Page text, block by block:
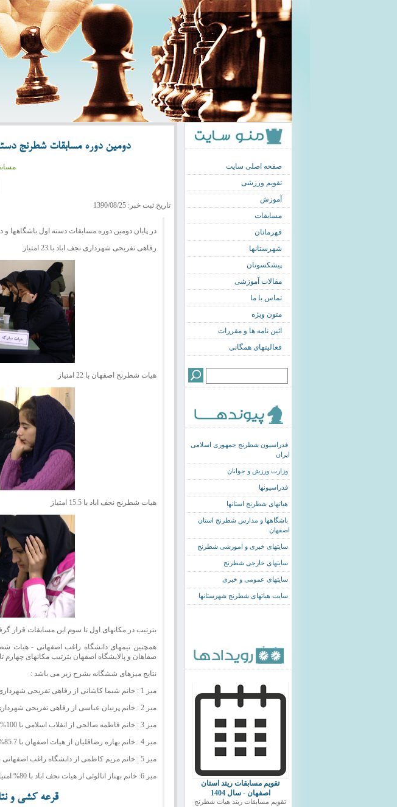
صفحه اصلی سایت
تقویم ورزشی
آموزش
مسابقات
قهرمانان
شهرستانها
پیشکسوتان
مقالات آموزشی
تماس با ما
متون ویژه
ائین نامه ها و مقررات
فعالیتهای همگانی
فدراسیون شطرنج جمهوری اسلامی
ایران
وزارت ورزش و جوانان
فدراسیونها
هیاتهای شطرنج استانها
باشگاهها و مدارس شطرنج استان
اصفهان
سایتهای خبری و اموزشی شطرنج
سایتهای خارجی شطرنج
سایتهای عمومی و خبری
سایت هیاتهای شطرنج شهرستانها
تقویم مسابقات ریتد استان
اصفهان - سال 1404
تقویم مسابقات ریتد هیات شطرنج
دومین دوره مسابقات شطرنج
تاریخ ثبت خبر: 1390/08/25
در پایان دومین دوره مسابقات دسته اول باشگاهها و
رفاهی تفریحی شهرداری نجف اباد با 23 امتیاز
هیات شطرنج اصفهان با 22 امتیاز
هیات شطرنج نجف اباد با 15.5 امتیاز
بترتیب در مکانهای اول تا سوم این مسابقات قرار
همچنین تیمهای دانشگاه راغب اصفهانی - هیات
صفاهان و پالایشگاه اصفهان بترتیب مکانهای چهارم
نتایج میزهای ششگانه بشرح زیر می باشد :
میز 1 : خانم شیما کاشانی از رفاهی تفریحی شهرداری اصفهان با 100% امتیازات
میز 2 : خانم پرنیان عباسی از رفاهی تفریحی شهرداری اصفهان با 100% امتیازات
میز 3 : خانم فاطمه صالحی از انقلاب اسلامی با 100% امتیازات
میز 4 : خانم بهاره رضاقلیان از هیات اصفهان با 85.7% امتیازات
میز 5 : خانم مریم کاظمی از دانشگاه راغب اصفهانی با 40% امتیازات
میز 6: خانم بهناز انالوئی از هیات نجف اباد با 80% امتیازات
قرعه کشی و